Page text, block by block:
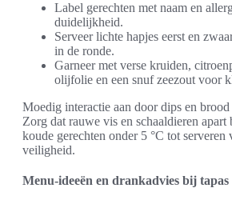
Label gerechten met naam en
duidelijkheid.
Serveer lichte hapjes eerst en
in de ronde.
Garneer met verse kruiden,
olijfolie en een snuf zeezout voor
Moedig interactie aan door dips en brood
Zorg dat rauwe vis en schaaldieren apart
koude gerechten onder 5 °C tot serveren
veiligheid.
Menu-ideeën en drankadvies bij tapas